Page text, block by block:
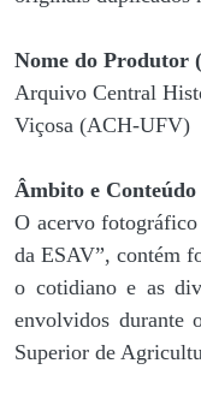
Nome do Produtor
Arquivo Central
Viçosa (ACH-UFV)
Âmbito e Conteúdo
O acervo
da ESAV”, contém
o cotidiano e as
envolvidos durante
Superior de